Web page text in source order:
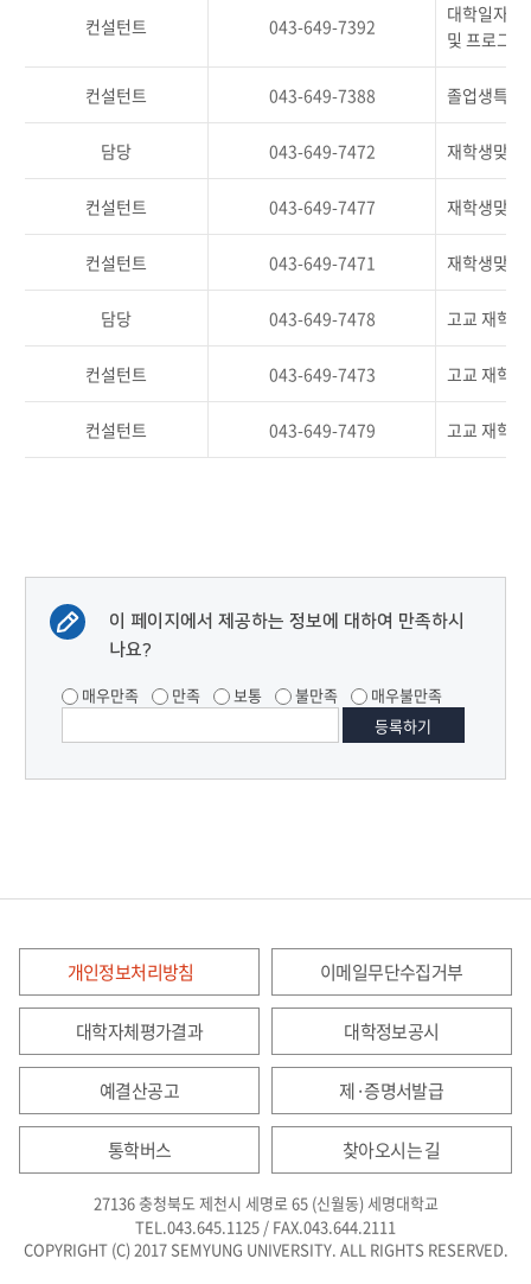
컨설턴트 043-649-7392
대학일자리
및 프로그
컨설턴트 043-649-7388 졸업생특화
담당 043-649-7472 재학생맞춤
컨설턴트 043-649-7477 재학생맞춤
컨설턴트 043-649-7471 재학생맞춤
담당 043-649-7478 고교 재학
컨설턴트 043-649-7473 고교 재학
컨설턴트 043-649-7479 고교 재학
이 페이지에서 제공하는 정보에 대하여 만족하시
나요?
매우만족 만족 보통 불만족 매우불만족
개인정보처리방침 이메일무단수집거부
대학자체평가결과 대학정보공시
예결산공고 제·증명서발급
통학버스 찾아오시는 길
27136 충청북도 제천시 세명로 65 (신월동) 세명대학교
TEL.043.645.1125 / FAX.043.644.2111
COPYRIGHT (C) 2017 SEMYUNG UNIVERSITY. ALL RIGHTS RESERVED.